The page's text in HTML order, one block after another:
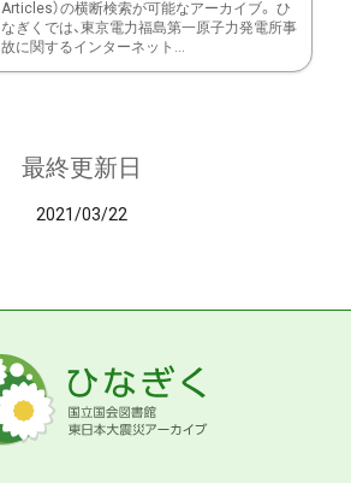
Articles）の横断検索が可能なアーカイブ。 ひ
なぎくでは、東京電力福島第一原子力発電所事
故に関するインターネット...
最終更新日
2021/03/22